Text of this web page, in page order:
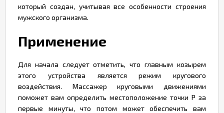
который создан, учитывая все особенности строения
мужского организма.
Применение
Для начала следует отметить, что главным козырем
этого устройства является режим кругового
воздействия. Массажер круговыми движениями
поможет вам определить местоположение точки Р за
первые минуты, что потом может обеспечить вам